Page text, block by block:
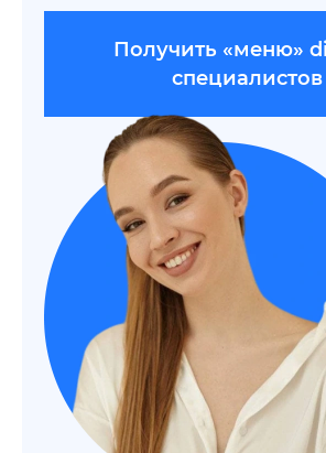
Получить «меню»
специалистов